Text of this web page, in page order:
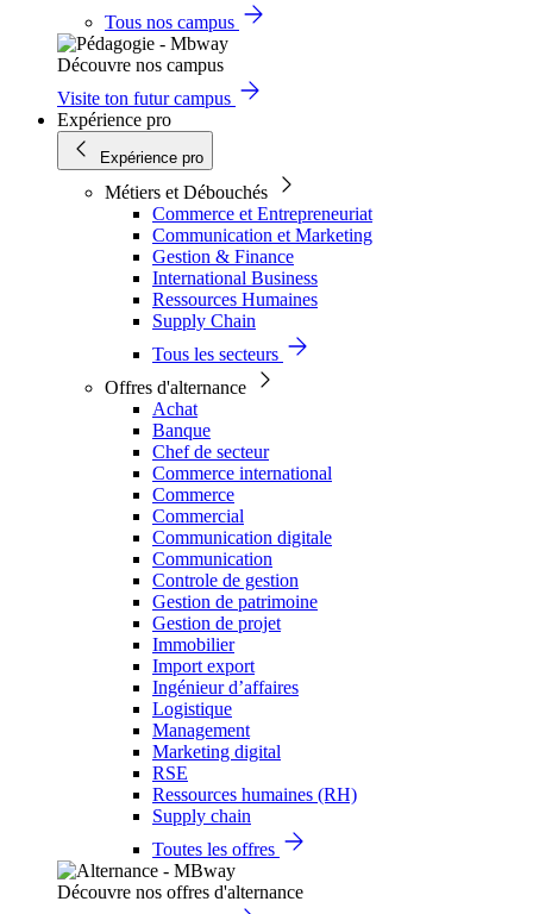
Tous nos campus
Découvre nos campus
Visite ton futur campus
Expérience pro
Expérience pro
Métiers et Débouchés
Commerce et Entrepreneuriat
Communication et Marketing
Gestion & Finance
International Business
Ressources Humaines
Supply Chain
Tous les secteurs
Offres d'alternance
Achat
Banque
Chef de secteur
Commerce international
Commerce
Commercial
Communication digitale
Communication
Controle de gestion
Gestion de patrimoine
Gestion de projet
Immobilier
Import export
Ingénieur d’affaires
Logistique
Management
Marketing digital
RSE
Ressources humaines (RH)
Supply chain
Toutes les offres
Découvre nos offres d'alternance